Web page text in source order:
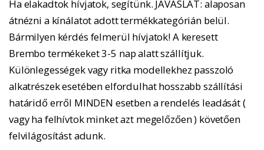
Ha elakadtok hívjatok, segítünk. JAVASLAT: alaposan
átnézni a kínálatot adott termékkategórián belül.
Bármilyen kérdés felmerül hívjatok! A keresett
Brembo termékeket 3-5 nap alatt szállítjuk.
Különlegességek vagy ritka modellekhez passzoló
alkatrészek esetében elfordulhat hosszabb szállítási
határidő erről MINDEN esetben a rendelés leadását (
vagy ha felhívtok minket azt megelőzően ) követően
felvilágosítást adunk.